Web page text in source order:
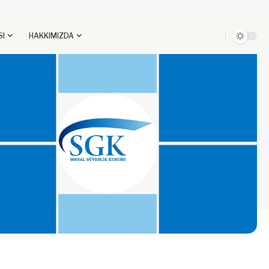
HAKKIMIZDA